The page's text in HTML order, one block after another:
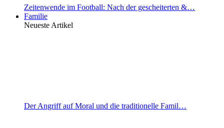
Zeitenwende im Football: Nach der gescheiterten &…
Familie
Neueste Artikel
Der Angriff auf Moral und die traditionelle Famil…